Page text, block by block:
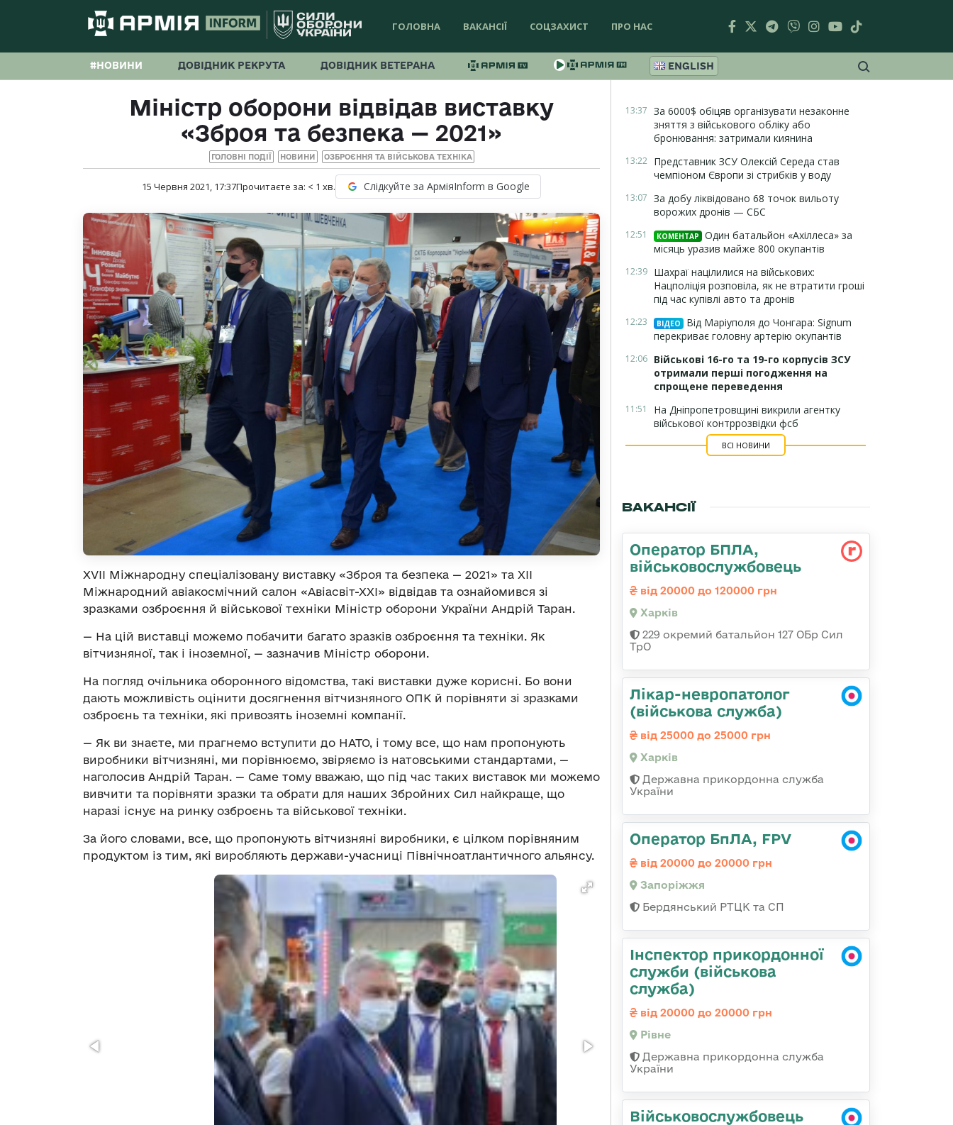
ГОЛОВНА ВАКАНСІЇ СОЦЗАХИСТ ПРО НАС
#НОВИНИ ДОВІДНИК РЕКРУТА ДОВІДНИК ВЕТЕРАНА ENGLISH
Міністр оборони відвідав виставку
«Зброя та безпека — 2021»
ГОЛОВНІ ПОДІЇ НОВИНИ ОЗБРОЄННЯ ТА ВІЙСЬКОВА ТЕХНІКА
15 Червня 2021, 17:37Прочитаєте за: < 1 хв. Слідкуйте за АрміяInform в Google
ХVІI Міжнародну спеціалізовану виставку «Зброя та безпека — 2021» та ХII
Міжнародний авіакосмічний салон «Авіасвіт-ХХІ» відвідав та ознайомився зі
зразками озброєння й військової техніки Міністр оборони України Андрій Таран.
— На цій виставці можемо побачити багато зразків озброєння та техніки. Як
вітчизняної, так і іноземної, — зазначив Міністр оборони.
На погляд очільника оборонного відомства, такі виставки дуже корисні. Бо вони
дають можливість оцінити досягнення вітчизняного ОПК й порівняти зі зразками
озброєнь та техніки, які привозять іноземні компанії.
— Як ви знаєте, ми прагнемо вступити до НАТО, і тому все, що нам пропонують
виробники вітчизняні, ми порівнюємо, звіряємо із натовськими стандартами, —
наголосив Андрій Таран. — Саме тому вважаю, що під час таких виставок ми можемо
вивчити та порівняти зразки та обрати для наших Збройних Сил найкраще, що
наразі існує на ринку озброєнь та військової техніки.
За його словами, все, що пропонують вітчизняні виробники, є цілком порівняним
продуктом із тим, які виробляють держави-учасниці Північноатлантичного альянсу.
13:37 За 6000$ обіцяв організувати незаконне
зняття з військового обліку або
бронювання: затримали киянина
13:22 Представник ЗСУ Олексій Середа став
чемпіоном Європи зі стрибків у воду
13:07 За добу ліквідовано 68 точок вильоту
ворожих дронів — СБС
12:51 КОМЕНТАР
Один батальйон «Ахіллеса» за
місяць уразив майже 800 окупантів
12:39 Шахраї націлилися на військових:
Нацполіція розповіла, як не втратити гроші
під час купівлі авто та дронів
12:23 ВІДЕО
Від Маріуполя до Чонгара: Signum
перекриває головну артерію окупантів
12:06 Військові 16-го та 19-го корпусів ЗСУ
отримали перші погодження на
спрощене переведення
11:51
На Дніпропетровщині викрили агентку
військової контррозвідки фсб
ВСІ НОВИНИ
ВАКАНСІЇ
Оператор БПЛА,
військовослужбовець
від 20000 до 120000 грн
Харків
229 окремий батальйон 127 ОБр Сил
ТрО
Лікар-невропатолог
(військова служба)
від 25000 до 25000 грн
Харків
Державна прикордонна служба
України
Оператор БпЛА, FPV
від 20000 до 20000 грн
Запоріжжя
Бердянський РТЦК та СП
Інспектор прикордонної
служби (військова
служба)
від 20000 до 20000 грн
Рівне
Державна прикордонна служба
України
Військовослужбовець